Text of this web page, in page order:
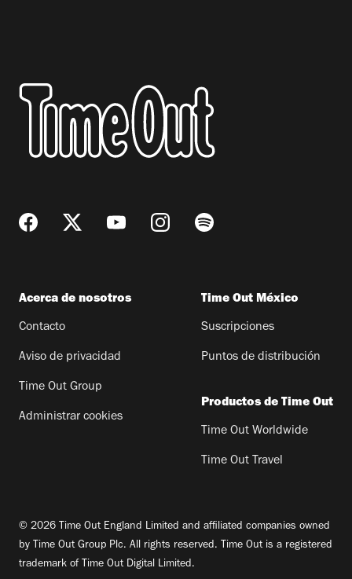
Acerca de nosotros
Contacto
Aviso de privacidad
Time Out Group
Administrar cookies
Time Out México
Suscripciones
Puntos de distribución
Productos de Time Out
Time Out Worldwide
Time Out Travel
© 2026 Time Out England Limited and affiliated companies owned
by Time Out Group Plc. All rights reserved. Time Out is a registered
trademark of Time Out Digital Limited.